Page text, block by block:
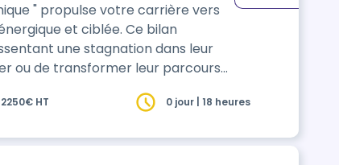
" propulse votre carrière vers
et ciblée. Ce bilan
une stagnation dans leur
ou de transformer leur parcours
vos pleins potentiels, Ascension
2250€ HT 0 jour | 18 heures